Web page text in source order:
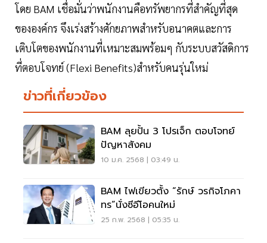
โดย BAM เชื่อมั่นว่าพนักงานคือทรัพยากรที่สำคัญที่สุด
ขององค์กร จึงเร่งสร้างศักยภาพสำหรับอนาคตและการ
เติบโตของพนักงานที่เหมาะสมพร้อมๆ กับระบบสวัสดิการ
ที่ตอบโจทย์ (Flexi Benefits)สำหรับคนรุ่นใหม่
ข่าวที่เกี่ยวข้อง
BAM ลุยปั้น 3 โปรเจ็ก ตอบโจทย์
ปัญหาสังคม
10 ม.ค. 2568 | 03:49 น.
BAM ไฟเขียวตั้ง “รักษ์ วรกิจโภคา
ทร”นั่งซีอีโอคนใหม่
25 ก.พ. 2568 | 05:35 น.